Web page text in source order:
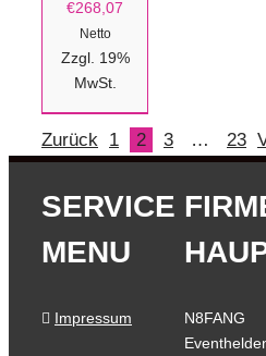
€268,07
Netto
Zzgl. 19%
MwSt.
Zurück 1 2 3 … 23
SERVICE
MENU
Impressum
N8FANG